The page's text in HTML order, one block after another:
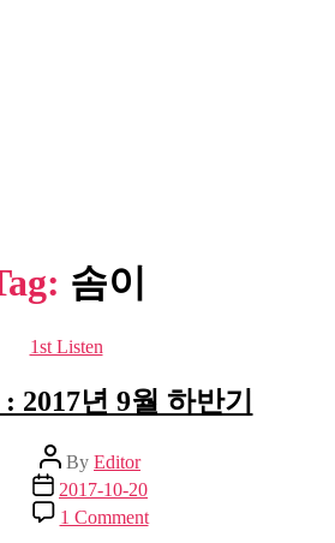
솜이
Categories
1st Listen
2017년 9월 하반기
Post
author
By Editor
Post
date
2017-10-20
1 Commenton
1st